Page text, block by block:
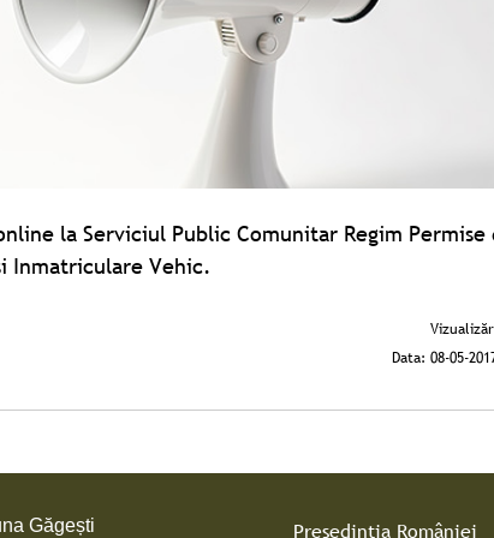
la Serviciul Public Comunitar Regim Permise
Inmatriculare Vehic.
Găgești Președinția României